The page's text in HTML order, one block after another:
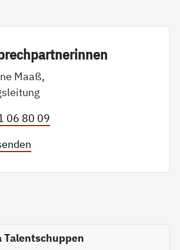
Maaß,
06 80 09
Talentschuppen